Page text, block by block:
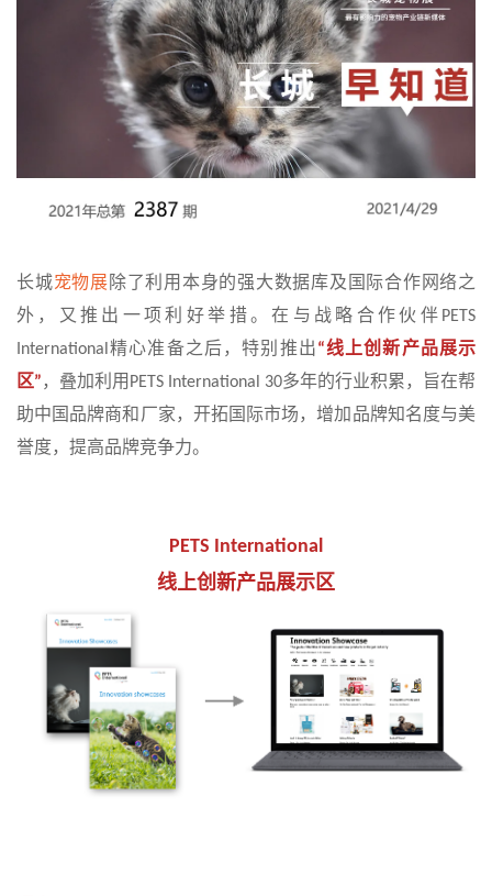
长城宠物展除了利用本身的强大数据库及国际合作网络之
外，又推出一项利好举措。在与战略合作伙伴 PETS
International精心准备之后，特别推出“线上创新产品展示
区” ，叠加利用 PETS International 30多年的行业积累，旨在帮
助中国品牌商和厂家，开拓国际市场，增加品牌知名度与美
誉度，提高品牌竞争力。
PETS International
线上创新产品展示区